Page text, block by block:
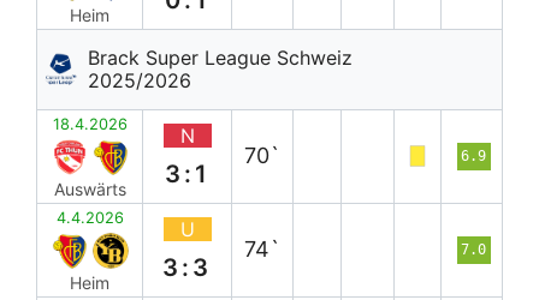
Heim
Brack Super League Schweiz
2025/2026
18.4.2026
Auswärts
N
3:1
70` 6.9
4.4.2026
Heim
U
3:3
74` 7.0